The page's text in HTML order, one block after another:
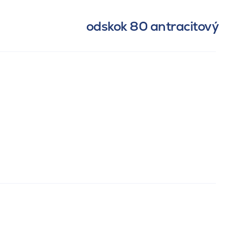
odskok 80 antracitový